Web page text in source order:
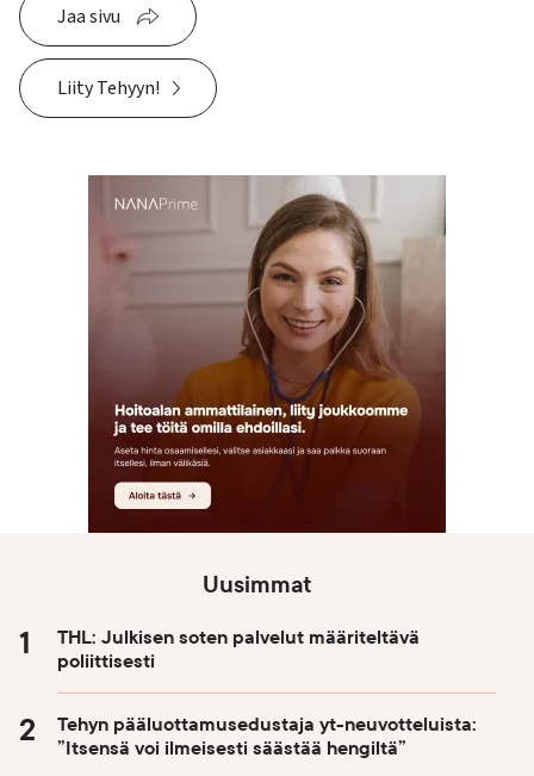
Jaa sivu
Liity Tehyyn!
Uusimmat
THL: Julkisen soten palvelut määriteltävä
poliittisesti
Tehyn pääluottamusedustaja yt-neuvotteluista:
”Itsensä voi ilmeisesti säästää hengiltä”